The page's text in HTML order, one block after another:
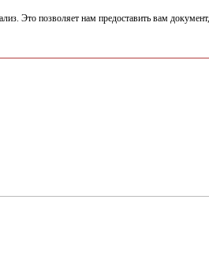
Это позволяет нам предоставить вам документ,